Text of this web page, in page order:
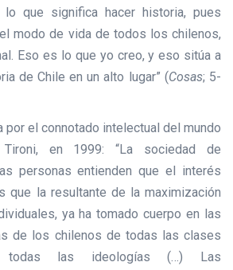
que significa hacer historia, pues
modo de vida de todos los chilenos,
Eso es lo que yo creo, y eso sitúa a
de Chile en un alto lugar” (Cosas; 5-
por el connotado intelectual del mundo
Tironi, en 1999: “La sociedad de
personas entienden que el interés
que la resultante de la maximización
ya ha tomado cuerpo en las
de los chilenos de todas las clases
las ideologías (…) Las